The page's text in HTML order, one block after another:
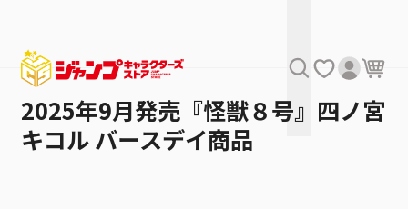
2025年9月発売『怪獣８号』四ノ宮
キコル バースデイ商品